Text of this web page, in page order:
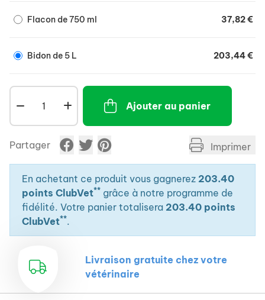
Flacon de 750 ml 37,82 €
Bidon de 5 L 203,44 €
Ajouter au panier
Partager Imprimer
En achetant ce produit vous gagnerez 203.40
points ClubVet** grâce à notre programme de
fidélité. Votre panier totalisera 203.40 points
ClubVet**.
Livraison gratuite chez votre
vétérinaire